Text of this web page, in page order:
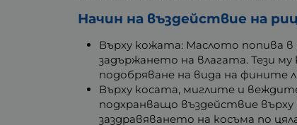
Начин на въздействие на
Върху кожата: Маслото попива в
задържането на влагата. Тези
подобряване на вида на фините
Върху косата, миглите и
подхранващо въздействие
заздравяването на косъма по